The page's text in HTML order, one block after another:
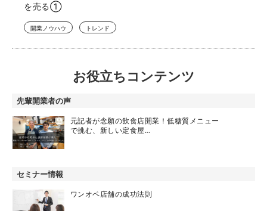
を売る①
開業ノウハウ トレンド
お役立ちコンテンツ
先輩開業者の声
元記者が念願の飲食店開業！低糖質メニュー
で挑む、新しい定食屋…
セミナー情報
ワンオペ店舗の成功法則